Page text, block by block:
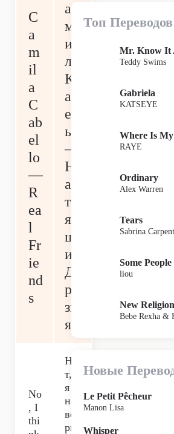
C
a
m
il
a
C
ab
el
lo
—
R
ea
l
Fr
ie
nd
s
а
м
и
ла
К
аб
ел
ьо
—
Н
ас
то
я
щ
ие
Д
ру
зь
я
No
, I
thi
Не
т,
я
на
ве
рн
Топ Переводов
Mr. Know It
Teddy Swims
Gabriela
KATSEYE
Where Is
RAYE
Ordinary
Alex Warren
Tears
Sabrina
Some People
liou
New Religion
Bebe Rexha &
Новые
Le Petit Pêcheur
Manon Lisa
Whisper